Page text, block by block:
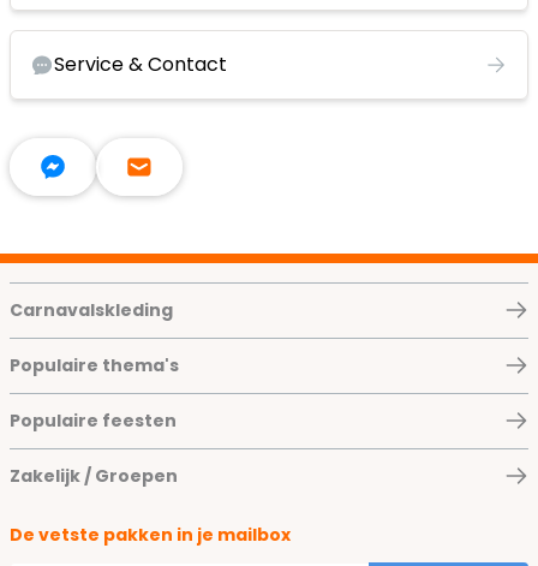
Service & Contact
Carnavalskleding
Populaire thema's
Populaire feesten
Zakelijk / Groepen
De vetste pakken in je mailbox